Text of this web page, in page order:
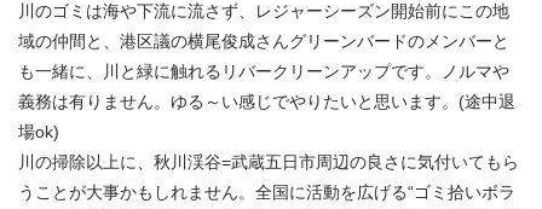
川のゴミは海や下流に流さず、レジャーシーズン開始前にこの地
域の仲間と、港区議の横尾俊成さんグリーンバードのメンバーと
も一緒に、川と緑に触れるリバークリーンアップです。ノルマや
義務は有りません。ゆる～い感じでやりたいと思います。(途中退
場ok)
川の掃除以上に、秋川渓谷=武蔵五日市周辺の良さに気付いてもら
うことが大事かもしれません。全国に活動を広げる“ゴミ拾いボラ